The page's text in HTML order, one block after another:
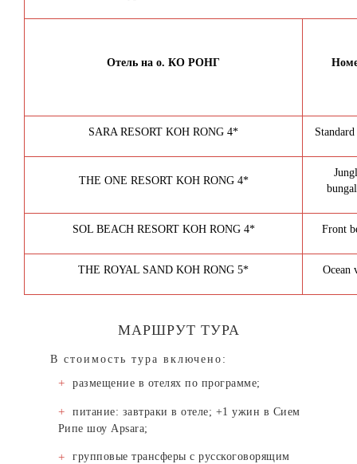
Отель на о. КО РОНГ
SARA RESORT KOH RONG 4*
THE ONE RESORT KOH RONG 4*
SOL BEACH RESORT KOH RONG 4* Front
THE ROYAL SAND KOH RONG 5* Ocean
МАРШРУТ ТУРА
В стоимость тура включено:
размещение в отелях по программе;
питание: завтраки в отеле; +1 ужин в Сием
Рипе шоу Apsara;
групповые трансферы с русскоговорящим